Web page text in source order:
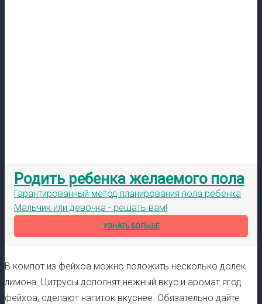
Родить ребенка желаемого пола
Гарантированный метод планирования пола ребенка
Мальчик или девочка - решать вам!
УЗНАТЬ БОЛЬШЕ
В компот из фейхоа можно положить несколько долек
лимона. Цитрусы дополнят нежный вкус и аромат ягод
фейхоа, сделают напиток вкуснее. Обязательно дайте